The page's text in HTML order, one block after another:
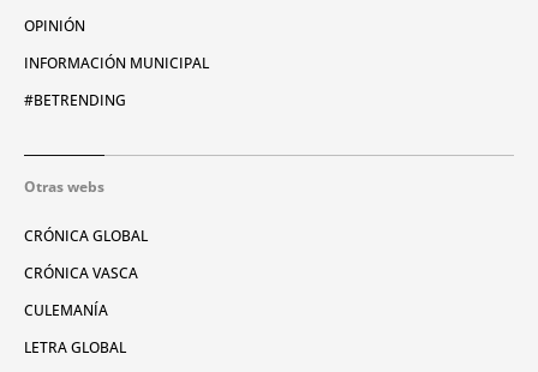
OPINIÓN
INFORMACIÓN MUNICIPAL
#BETRENDING
Otras webs
CRÓNICA GLOBAL
CRÓNICA VASCA
CULEMANÍA
LETRA GLOBAL